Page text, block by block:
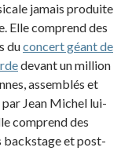
jamais produite
Elle comprend des
duconcert géant de
devant un million
assemblés et
Jean Michel lui-
comprend des
backstage et post-